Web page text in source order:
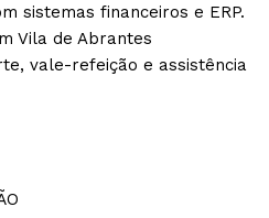
sistemas financeiros e ERP.
Vila de Abrantes
vale-refeição e assistência